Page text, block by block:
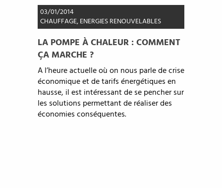
03/01/2014
CHAUFFAGE,ENERGIES RENOUVELABLES
LA POMPE À CHALEUR : COMMENT
ÇA MARCHE ?
A l’heure actuelle où on nous parle de crise
économique et de tarifs énergétiques en
hausse, il est intéressant de se pencher sur
les solutions permettant de réaliser des
économies conséquentes.